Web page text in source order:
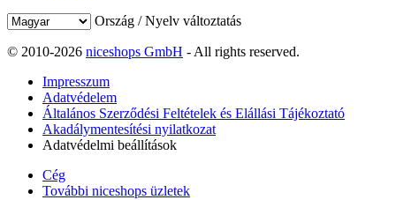
Ország / Nyelv változtatás
© 2010-2026 niceshops GmbH - All rights reserved.
Impresszum
Adatvédelem
Általános Szerződési Feltételek és Elállási Tájékoztató
Akadálymentesítési nyilatkozat
Adatvédelmi beállítások
Cég
További niceshops üzletek